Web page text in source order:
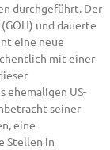
durchgeführt. Der
und dauerte
eine neue
mit einer
ehemaligen US-
seiner
eine
Stellen in